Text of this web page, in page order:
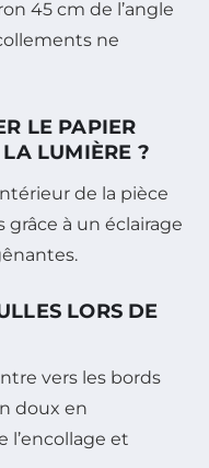
45 cm de l’angle
ne
LE PAPIER
LUMIÈRE ?
de la pièce
à un éclairage
LORS DE
vers les bords
doux en
l’encollage et